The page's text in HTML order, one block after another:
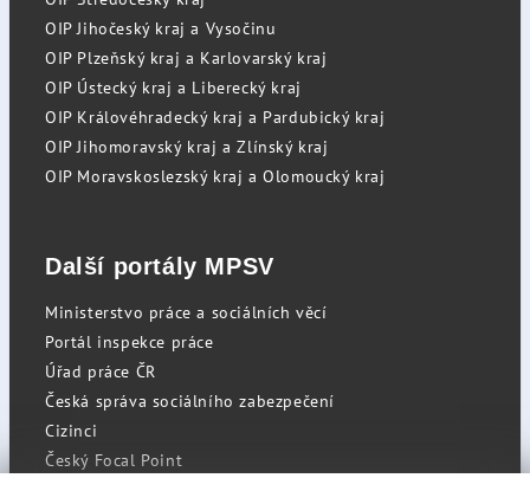
OIP Jihočeský kraj a Vysočinu
OIP Plzeňský kraj a Karlovarský kraj
OIP Ústecký kraj a Liberecký kraj
OIP Královéhradecký kraj a Pardubický kraj
OIP Jihomoravský kraj a Zlínský kraj
OIP Moravskoslezský kraj a Olomoucký kraj
Další portály MPSV
Ministerstvo práce a sociálních věcí
Portál inspekce práce
Úřad práce ČR
Česká správa sociálního zabezpečení
Cizinci
Český Focal Point